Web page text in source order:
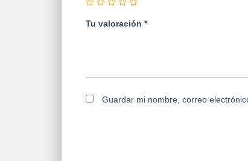
Tu valoración *
Guardar mi nombre, correo